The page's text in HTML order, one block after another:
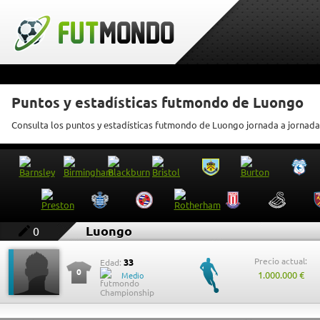
Puntos y estadísticas futmondo de Luongo
Consulta los puntos y estadísticas futmondo de Luongo jornada a jornada
0 Luongo
0
Edad: 33
Medio
Precio actual:
1.000.000 €